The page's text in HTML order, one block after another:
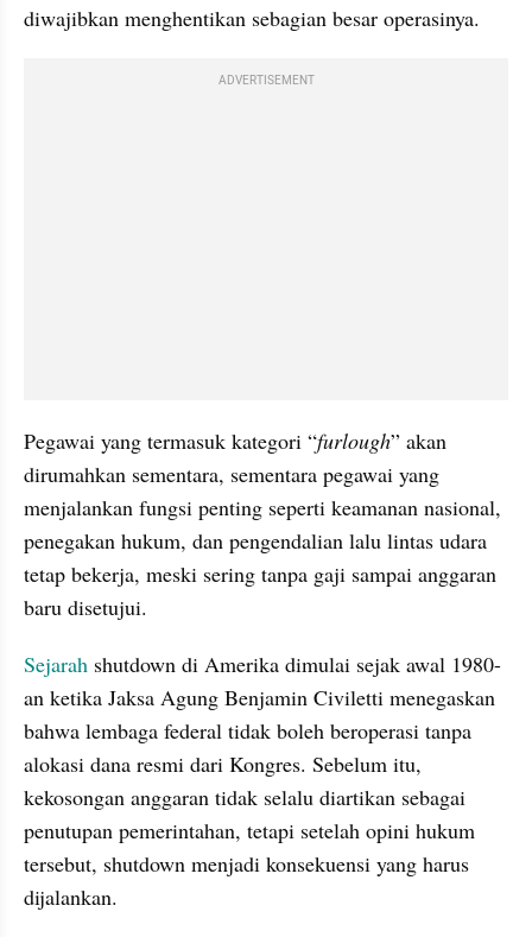
diwajibkan menghentikan sebagian besar operasinya.
ADVERTISEMENT
Pegawai yang termasuk kategori “furlough” akan
dirumahkan sementara, sementara pegawai yang
menjalankan fungsi penting seperti keamanan nasional,
penegakan hukum, dan pengendalian lalu lintas udara
tetap bekerja, meski sering tanpa gaji sampai anggaran
baru disetujui.
Sejarah shutdown di Amerika dimulai sejak awal 1980-
an ketika Jaksa Agung Benjamin Civiletti menegaskan
bahwa lembaga federal tidak boleh beroperasi tanpa
alokasi dana resmi dari Kongres. Sebelum itu,
kekosongan anggaran tidak selalu diartikan sebagai
penutupan pemerintahan, tetapi setelah opini hukum
tersebut, shutdown menjadi konsekuensi yang harus
dijalankan.